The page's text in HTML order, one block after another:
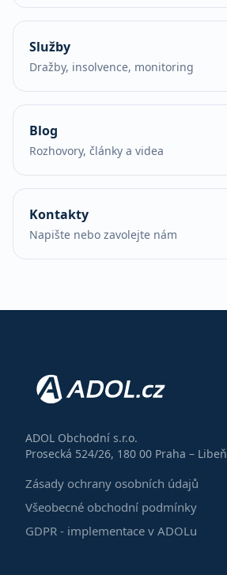
Služby
Dražby, insolvence, monitoring
Blog
Rozhovory, články a videa
Kontakty
Napište nebo zavolejte nám
ADOL Obchodní s.r.o.
Prosecká 524/26, 180 00 Praha – Libeň
Zásady ochrany osobních údajů
Všeobecné obchodní podmínky
GDPR - implementace v ADOLu